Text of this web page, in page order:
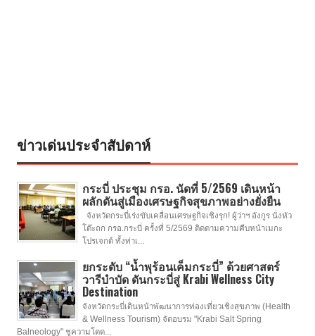
ข่าวเด่นประจำสัปดาห์
กระบี่ ประชุม กรอ. นัดที่ 5/2569 เดินหน้า
ผลักดันสู่เมืองเศรษฐกิจสุขภาพอย่างยั่งยืน
จังหวัดกระบี่เร่งขับเคลื่อนเศรษฐกิจเชิงรุก! ผู้ว่าฯ อังกูร นั่งหัว
โต๊ะถก กรอ.กระบี่ ครั้งที่ 5/2569 ติดตามความคืบหน้าเมกะ
โปรเจกต์ ทั้งท่าเ...
ยกระดับ “น้ำพุร้อนเค็มกระบี่” ด้วยศาสตร์
วารีบำบัด ดันกระบี่สู่ Krabi Wellness City
Destination
จังหวัดกระบี่เดินหน้าพัฒนาการท่องเที่ยวเชิงสุขภาพ (Health
& Wellness Tourism) จัดอบรม "Krabi Salt Spring
Balneology" ชูความโดด...